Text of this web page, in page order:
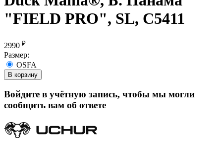
"FIELD PRO", SL, С5411
2990 ₽
Размер:
OSFA
В корзину
Войдите в учётную запись, чтобы мы могли
сообщить вам об ответе